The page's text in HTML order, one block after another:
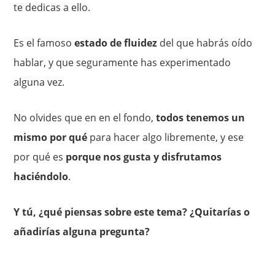
te dedicas a ello.
Es el famosoestado de fluidez del que habrás oído
hablar, y que seguramente has experimentado
alguna vez.
No olvides que en en el fondo,todos tenemos un
mismo por qué para hacer algo libremente, y ese
por qué es porque nos gusta y disfrutamos
haciéndolo.
Y tú, ¿qué piensas sobre este tema? ¿Quitarías o
añadirías alguna pregunta?